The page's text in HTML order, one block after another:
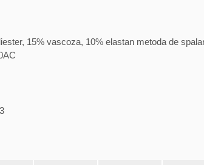
15% vascoza, 10% elastan metoda de